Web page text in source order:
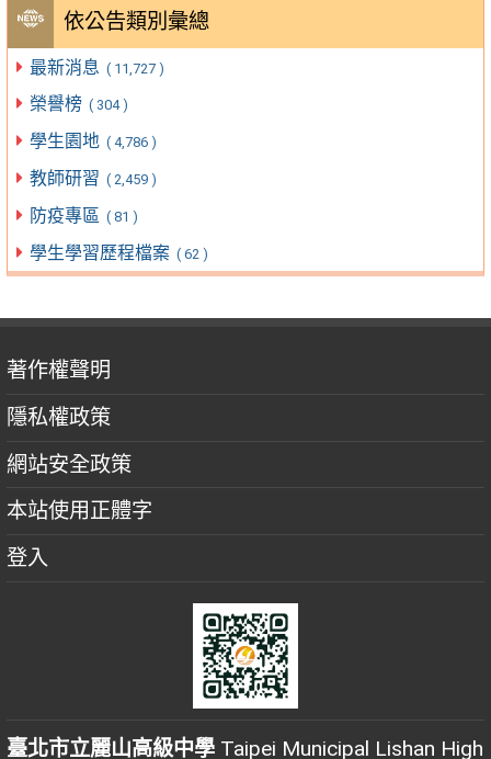
依公告類別彙總
最新消息 ( 11,727 )
榮譽榜 ( 304 )
學生園地 ( 4,786 )
教師研習 ( 2,459 )
防疫專區 ( 81 )
學生學習歷程檔案 ( 62 )
著作權聲明
隱私權政策
網站安全政策
本站使用正體字
登入
臺北市立麗山高級中學 Taipei Municipal Lishan High